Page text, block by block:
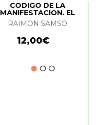
CODIGO DE LA
MANIFESTACION. EL
RAIMON SAMSO
12,00€